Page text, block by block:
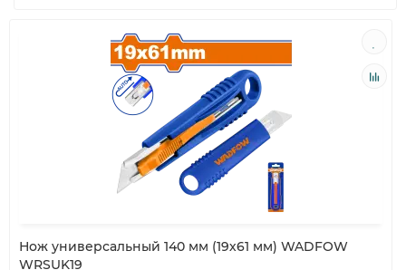
Нож универсальный 140 мм (19х61 мм) WADFOW
WRSUK19